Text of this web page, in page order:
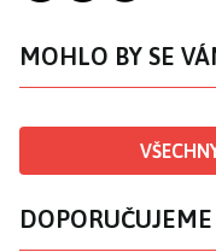
MOHLO BY SE
DOPORUČUJEME